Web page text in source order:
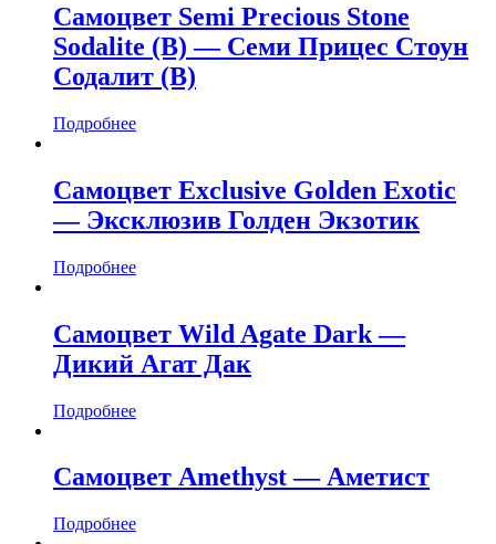
Самоцвет Semi Precious Stone
Sodalite (B) — Семи Прицес Стоун
Содалит (B)
Подробнее
Самоцвет Exclusive Golden Exotic
— Эксклюзив Голден Экзотик
Подробнее
Самоцвет Wild Agate Dark —
Дикий Агат Дак
Подробнее
Самоцвет Amethyst — Аметист
Подробнее